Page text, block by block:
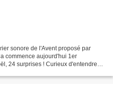
sonore de l'Avent proposé par
commence aujourd'hui 1er
24 surprises ! Curieux d'entendre